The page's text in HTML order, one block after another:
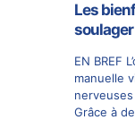
Les
EN BREF
manuelle
Grâce à